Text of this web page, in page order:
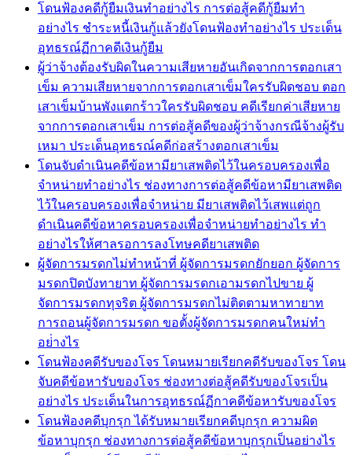
โดนฟ้องคดีกู้ยืมเงินทำอย่างไร การต่อสู้คดีกู้ยืมทำ
อย่างไร ชำระหนี้เงินกู้แล้วยังโดนฟ้องทำอย่างไร ประเด็น
อุทธรณ์ฏีกาคดีเงินกู้ยืม
ผู้ว่าจ้างต้องรับผิดในความเสียหายอันเกิดจากการตอกเสา
เข็ม ความเสียหายจากการตอกเสาเข็มใครรับผิดชอบ ตอก
เสาเข็มบ้านพังแตกร้าวใครรับผิดชอบ คดีเรียกค่าเสียหาย
จากการตอกเสาเข็ม การต่อสู้คดีของผู้ว่าจ้างกรณีจ้างผู้รับ
เหมา ประเด็นอุทธรณ์คดีก่อสร้างตอกเสาเข็ม
โดนจับดำเนินคดีข้อหามียาเสพติดไว้ในครอบครองเพื่อ
จำหน่ายทำอย่างไร ช่องทางการต่อสู้คดีข้อหามียาเสพติด
ไว้ในครอบครองเพื่อจำหน่าย มียาเสพติดไว้เสพแต่ถูก
ดำเนินคดีข้อหาครอบครองเพื่อจำหน่ายทำอย่างไร ทำ
อย่างไรให้ศาลรอการลงโทษคดียาเสพติด
ผู้จัดการมรดกไม่ทำหน้าที่ ผู้จัดการมรดกยักยอก ผู้จัดการ
มรดกปิดบังทายาท ผู้จัดการมรดกเอามรดกไปขาย ผู้
จัดการมรดกทุจริต ผู้จัดการมรดกไม่ติดตามหาทายาท
การถอนผู้จัดการมรดก ขอตั้งผู้จัดการมรดกคนใหม่ทำ
อย่่างไร
โดนฟ้องคดีรับของโจร โดนหมายเรียกคดีรับของโจร โดน
จับคดีข้อหารับของโจร ช่องทางต่อสู้คดีรับของโจรเป็น
อย่างไร ประเด็นในการอุทธรณ์ฏีกาคดีข้อหารับของโจร
โดนฟ้องคดีบุกรุก ได้รับหมายเรียกคดีบุกรุก ความผิด
ข้อหาบุกรุก ช่องทางการต่อสู้คดีข้อหาบุกรุกเป็นอย่างไร